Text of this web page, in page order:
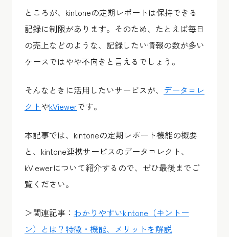
ところが、kintoneの定期レポートは保持できる
記録に制限があります。そのため、たとえば毎日
の売上などのような、記録したい情報の数が多い
ケースではやや不向きと言えるでしょう。
そんなときに活用したいサービスが、 データコレ
クトやkViewerです。
本記事では、kintoneの定期レポート機能の概要
と、kintone連携サービスのデータコレクト、
kViewerについて紹介するので、ぜひ最後までご
覧ください。
＞関連記事： わかりやすいkintone（キントー
ン）とは？特徴・機能、メリットを解説